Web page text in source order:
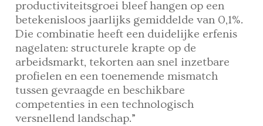
productiviteitsgroei bleef hangen op een
betekenisloos jaarlijks gemiddelde van 0,1%.
Die combinatie heeft een duidelijke erfenis
nagelaten: structurele krapte op de
arbeidsmarkt, tekorten aan snel inzetbare
profielen en een toenemende mismatch
tussen gevraagde en beschikbare
competenties in een technologisch
versnellend landschap.”